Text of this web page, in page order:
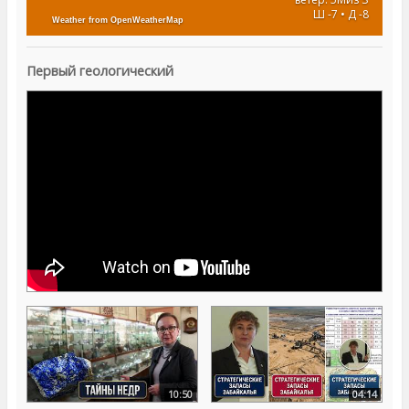
Ш -7 • Д -8
Weather from OpenWeatherMap
Первый геологический
10:50 04:14